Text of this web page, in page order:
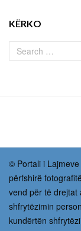
KËRKO
© Portali i
përfshirë
vend për të drejtat
shfrytëzimin
kundërtën